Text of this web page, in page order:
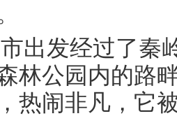
出发经过了秦
林公园内的路
热闹非凡，它